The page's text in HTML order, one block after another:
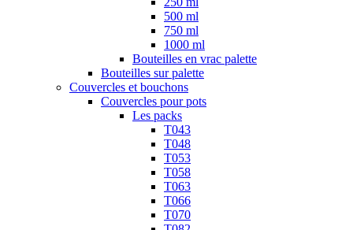
500 ml
750 ml
1000 ml
Bouteilles en vrac palette
Bouteilles sur palette
Couvercles et bouchons
Couvercles pour pots
Les packs
T043
T048
T053
T058
T063
T066
T070